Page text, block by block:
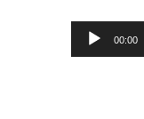
Audió
lejátszó
00:00